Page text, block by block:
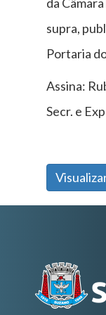
supra,
Portaria
Assina:
Secr. e